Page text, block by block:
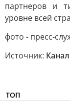
партнеров и
уровне всей
фото - пресс-
Источник:
ТОП